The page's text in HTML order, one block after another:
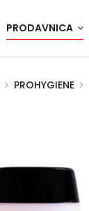
PRODAVNICA
PROHYGIENE